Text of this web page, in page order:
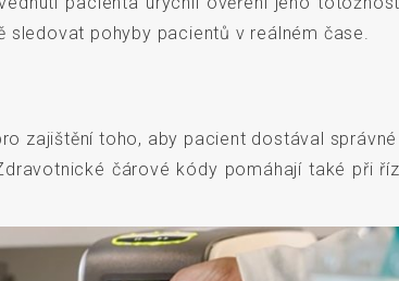
pohyby pacientů v reálném čase.
zajištění toho, aby pacient dostával
čárové kódy pomáhají také při